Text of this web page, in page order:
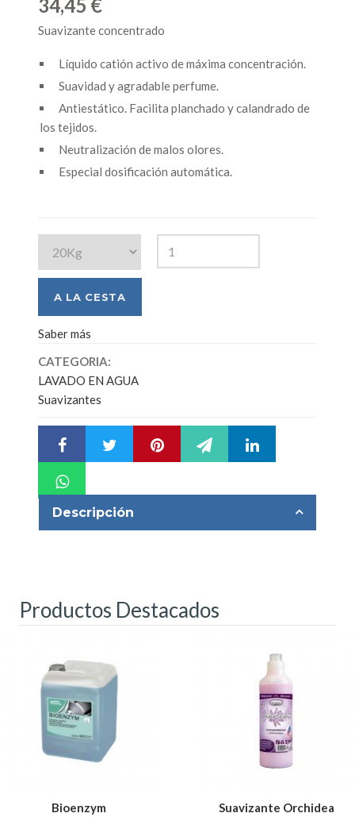
34,45 €
Suavizante concentrado
Líquido catión activo de máxima concentración.
Suavidad y agradable perfume.
Antiestático. Facilita planchado y calandrado de
los tejidos.
Neutralización de malos olores.
Especial dosificación automática.
Saber más
CATEGORIA:
LAVADO EN AGUA
Suavizantes
Descripción
Productos Destacados
Bioenzym
Suavizante Orchidea